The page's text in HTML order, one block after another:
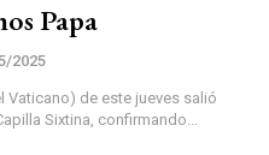
Papa
2025
Vaticano) de este jueves salió
Sixtina, confirmando...